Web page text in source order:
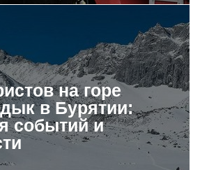
на горе
в Бурятии:
событий и